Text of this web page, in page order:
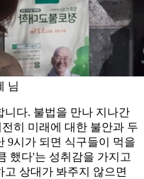
님
니다. 불법을 만나 지나간
히 미래에 대한 불안과 두
9시가 되면 식구들이 먹을
했다'는 성취감을 가지고
상대가 봐주지 않으면